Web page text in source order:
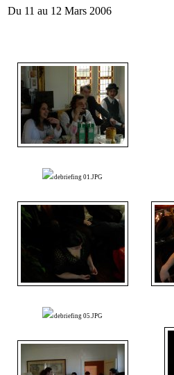
Du 11 au 12 Mars 2006
debriefing 01.JPG
debriefing 05.JPG